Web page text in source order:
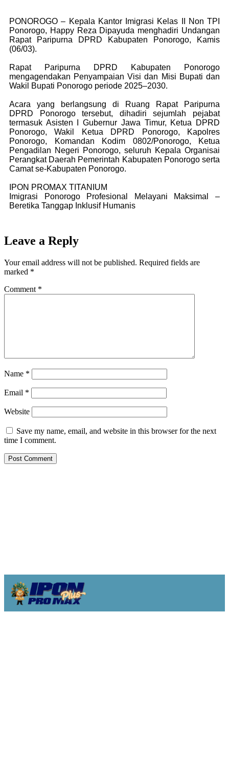
PONOROGO – Kepala Kantor Imigrasi Kelas II Non TPI
Ponorogo, Happy Reza Dipayuda menghadiri Undangan
Rapat Paripurna DPRD Kabupaten Ponorogo, Kamis
(06/03).
Rapat Paripurna DPRD Kabupaten Ponorogo
mengagendakan Penyampaian Visi dan Misi Bupati dan
Wakil Bupati Ponorogo periode 2025–2030.
Acara yang berlangsung di Ruang Rapat Paripurna
DPRD Ponorogo tersebut, dihadiri sejumlah pejabat
termasuk Asisten I Gubernur Jawa Timur, Ketua DPRD
Ponorogo, Wakil Ketua DPRD Ponorogo, Kapolres
Ponorogo, Komandan Kodim 0802/Ponorogo, Ketua
Pengadilan Negeri Ponorogo, seluruh Kepala Organisai
Perangkat Daerah Pemerintah Kabupaten Ponorogo serta
Camat se-Kabupaten Ponorogo.
IPON PROMAX TITANIUM
Imigrasi Ponorogo Profesional Melayani Maksimal –
Beretika Tanggap Inklusif Humanis
Leave a Reply
Your email address will not be published. Required fields are
marked *
Comment *
Name *
Email *
Website
Save my name, email, and website in this browser for the next
time I comment.